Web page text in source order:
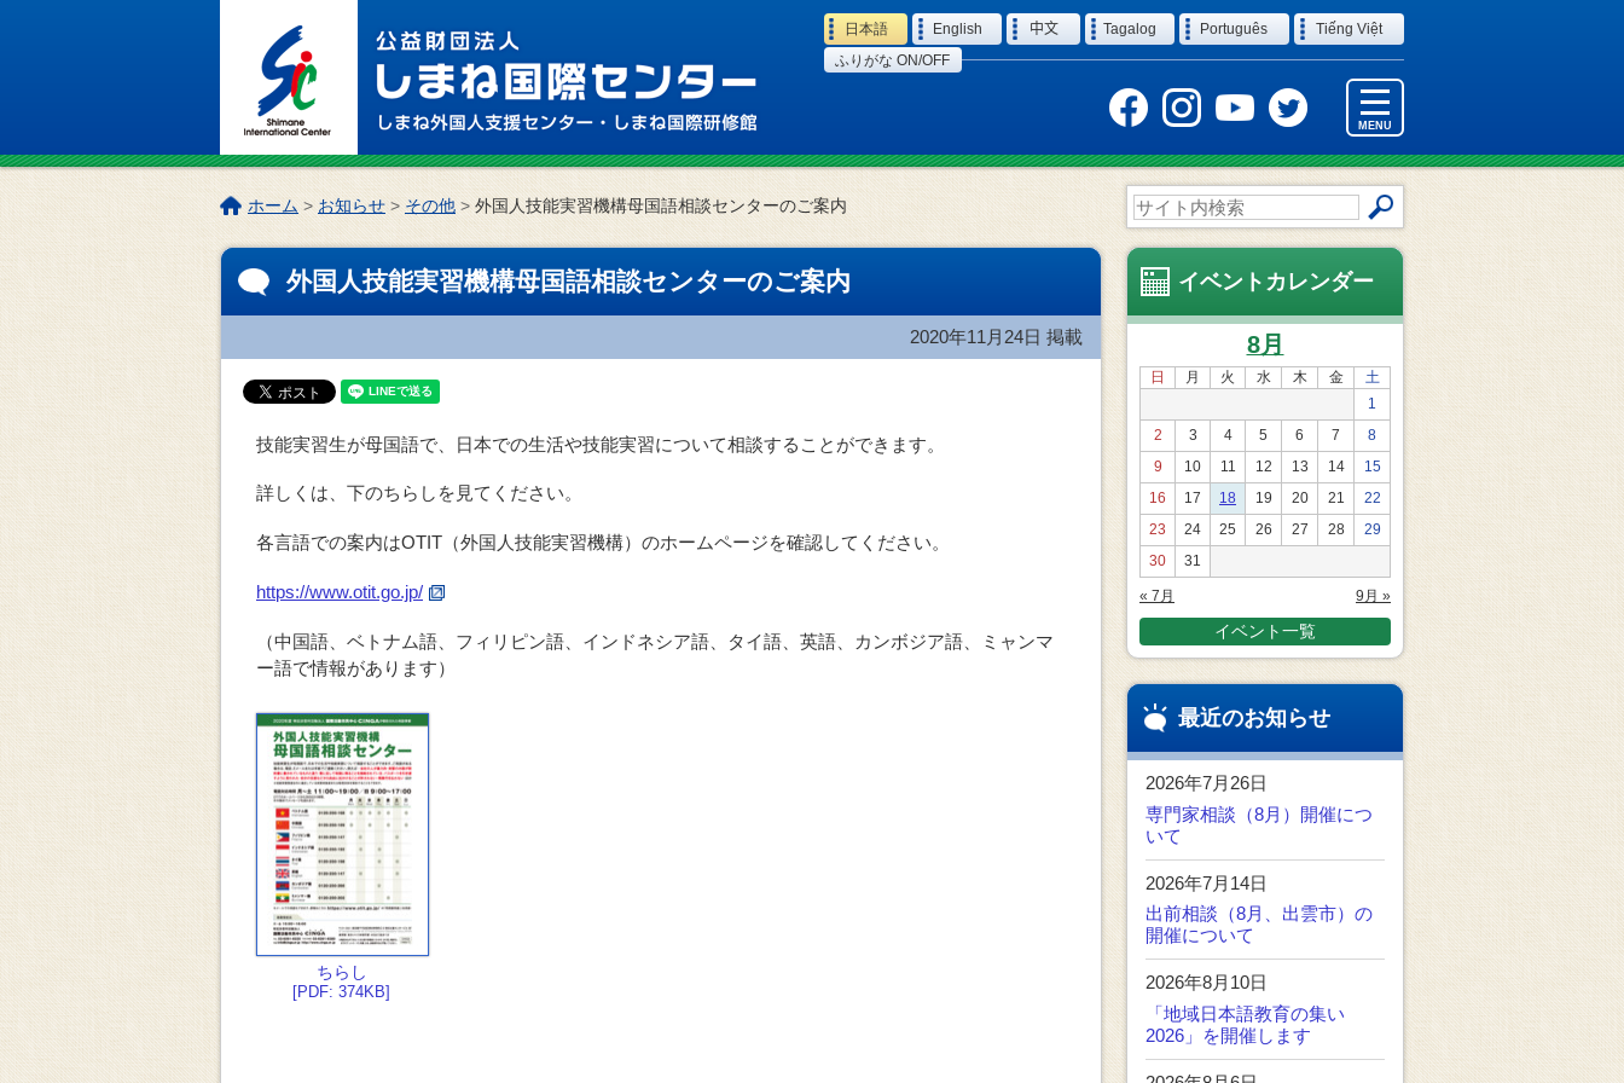
Language
日本語 English 中文 Tagalog Português
Tiếng Việt
ふりがな ON/OFF
MENU
サ
イ
ト
内
こ
ペ
位
ホーム > お知らせ > その他 >外国人技能実習機構母国語相談センターのご案内
外国人技能実習機構母国語相談センターのご案内
2020年11月24日 掲載
技能実習生が母国語で、日本での生活や技能実習について相談することができます。
詳しくは、下のちらしを見てください。
各言語での案内はOTIT（外国人技能実習機構）のホームページを確認してください。
https://www.otit.go.jp/
（中国語、ベトナム語、フィリピン語、インドネシア語、タイ語、英語、カンボジア語、ミャンマ
ー語で情報があります）
ちらし
[PDF: 374KB]
イベントカレンダー
8月
日 月 火 水 木 金
土
1
2
3 4 5 6 7
8
9
10 11 12 13 14
15
16
17 18 19 20 21
22
23
24 25 26 27 28
29
30
31
« 7月 9月 »
イベント一覧
最近のお知らせ
2026年7月26日
専門家相談（8月）開催につ
いて
2026年7月14日
出前相談（8月、出雲市）の
開催について
2026年8月10日
「地域日本語教育の集い
2026」を開催します